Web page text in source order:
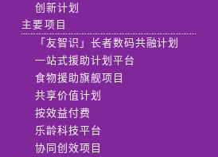
创新计划
主要项目
「友智识」长者数码共融计划
一站式援助计划平台
食物援助旗舰项目
共享价值计划
按效益付费
乐龄科技平台
协同创效项目